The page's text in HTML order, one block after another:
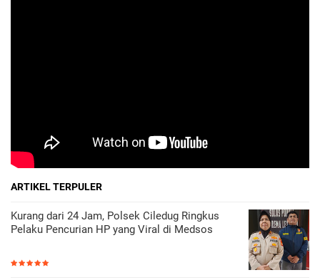
ARTIKEL TERPULER
Kurang dari 24 Jam, Polsek Ciledug Ringkus
Pelaku Pencurian HP yang Viral di Medsos